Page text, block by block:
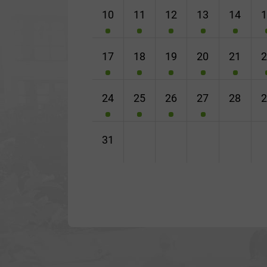
10 11 12 13 14
17 18 19 20 21
24 25 26 27 28
31